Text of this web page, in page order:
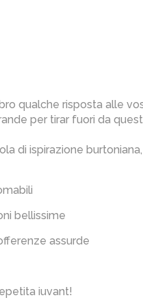
qualche risposta alle
per tirar fuori da
di ispirazione burtoniana,
bellissime
assurde
iuvant!